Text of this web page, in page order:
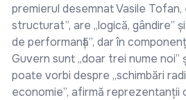
premierul desemnat Vasile Tofan,
structurat”, are „logică, gândire”
de performanță”, dar în
Guvern sunt „doar trei nume noi”
poate vorbi despre „schimbări
economie”, afirmă reprezentanții